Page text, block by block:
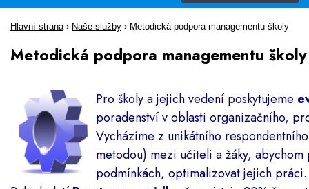
Hlavní strana › Naše služby › Metodická podpora managementu školy
Metodická podpora managementu školy
Pro školy a jejich vedení poskytujeme
poradenství v oblasti organizačního,
Vycházíme z unikátního
metodou) mezi učiteli a žáky,
podmínkách, optimalizovat jejich práci.